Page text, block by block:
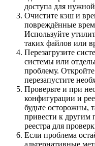
доступа для
Очистите кэш и
повреждённые
Используйте
таких файлов или
Перезагрузите
системы или
проблему.
перезапустите
Проверьте и при
конфигурации и
будьте осторожны,
привести к другим
реестра для
Если проблема